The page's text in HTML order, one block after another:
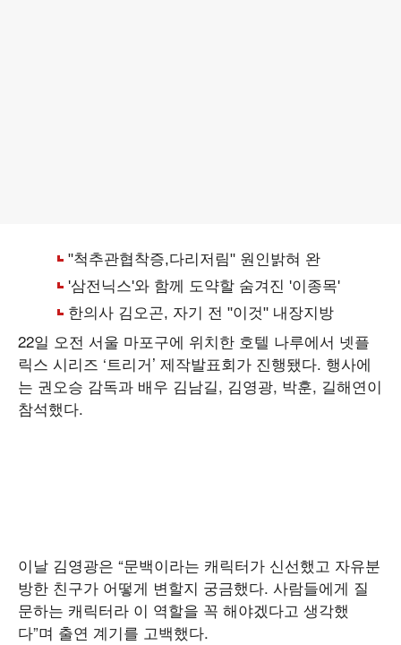
22일 오전 서울 마포구에 위치한 호텔 나루에서 넷플
릭스 시리즈 ‘트리거’ 제작발표회가 진행됐다. 행사에
는 권오승 감독과 배우 김남길, 김영광, 박훈, 길해연이
참석했다.
이날 김영광은 “문백이라는 캐릭터가 신선했고 자유분
방한 친구가 어떻게 변할지 궁금했다. 사람들에게 질
문하는 캐릭터라 이 역할을 꼭 해야겠다고 생각했
다”며 출연 계기를 고백했다.